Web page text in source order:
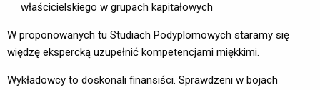
właścicielskiego w grupach kapitałowych
W proponowanych tu Studiach Podyplomowych staramy się
więdzę ekspercką uzupełnić kompetencjami miękkimi.
Wykładowcy to doskonali finansiści. Sprawdzeni w bojach